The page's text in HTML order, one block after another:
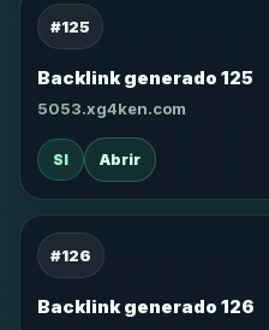
#125
Backlink generado 125
5053.xg4ken.com
SI Abrir
#126
Backlink generado 126